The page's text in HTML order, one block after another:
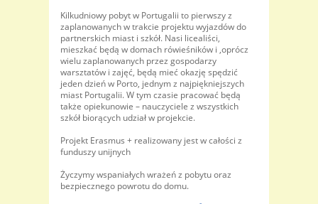
Kilkudniowy pobyt w Portugalii to pierwszy z
zaplanowanych w trakcie projektu wyjazdów do
partnerskich miast i szkół. Nasi licealiści,
mieszkać będą w domach rówieśników i ,oprócz
wielu zaplanowanych przez gospodarzy
warsztatów i zajęć, będą mieć okazję spędzić
jeden dzień w Porto, jednym z najpiękniejszych
miast Portugalii. W tym czasie pracować będą
także opiekunowie – nauczyciele z wszystkich
szkół biorących udział w projekcie.
Projekt Erasmus + realizowany jest w całości z
funduszy unijnych
Życzymy wspaniałych wrażeń z pobytu oraz
bezpiecznego powrotu do domu.